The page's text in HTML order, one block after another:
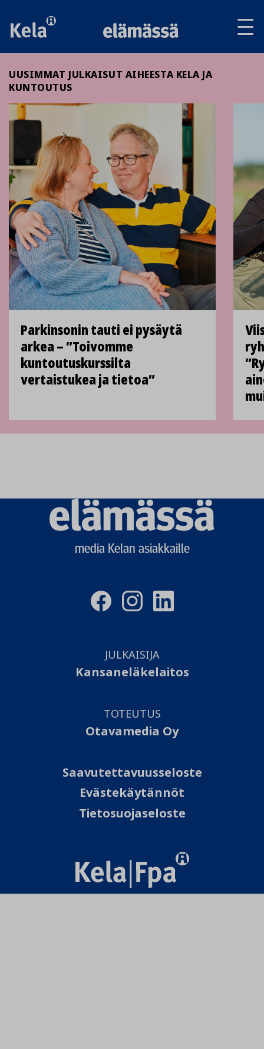
UUSIMMAT JULKAISUT AIHEESTA KELA JA
KUNTOUTUS
Parkinsonin tauti ei pysäytä
arkea – ”Toivomme
kuntoutuskurssilta
vertaistukea ja tietoa”
Elämässä
logo
media Kelan asiakkaille
JULKAISIJA
Kansaneläkelaitos
TOTEUTUS
Otavamedia Oy
Saavutettavuusseloste
Evästekäytännöt
Tietosuojaseloste